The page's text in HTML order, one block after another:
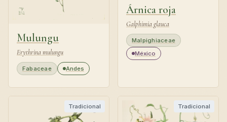
Mulungu
Erythrina mulungu
Fabaceae Andes
Árnica roja
Galphimia glauca
Malpighiaceae
México
Tradicional Tradicional